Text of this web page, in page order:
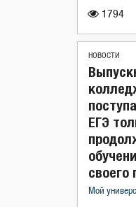
1794
НОВОСТИ
ЕГЭ
своего
Мой